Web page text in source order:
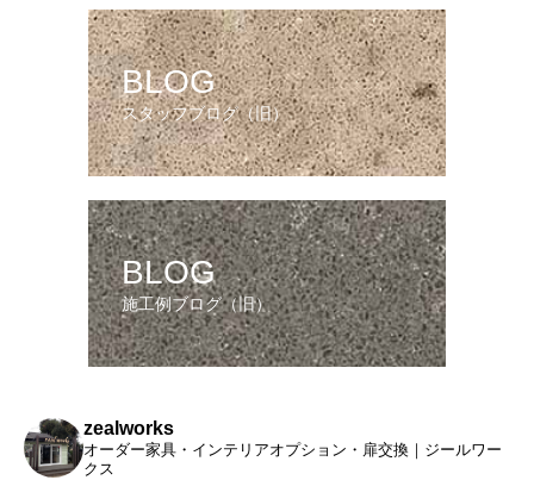
BLOG
スタッフブログ（旧）
BLOG
施工例ブログ（旧）
zealworks
オーダー家具・インテリアオプション・扉交換｜ジールワー
クス